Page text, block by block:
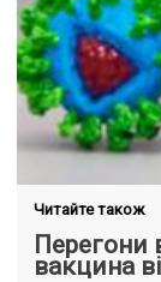
Читайте також
Перегони
вакцина